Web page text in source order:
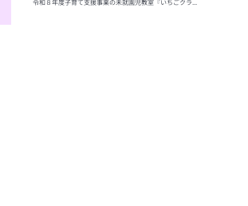
令和８年度子育て支援事業の未就園児教室『いちごクラ...